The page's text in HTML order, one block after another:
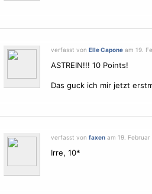
verfasst von Elle Caponeam 19.
ASTREIN!!! 10 Points!
Das guck ich mir jetzt
verfasst von faxenam 19. Februar
Irre, 10*